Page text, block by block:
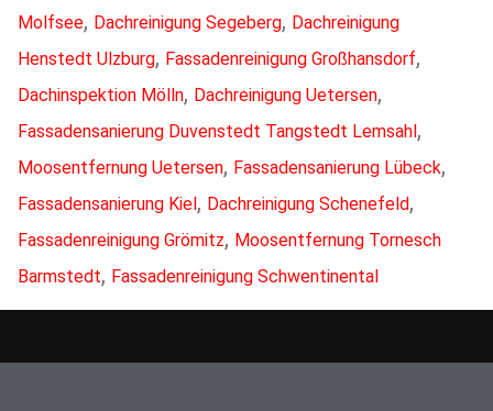
Molfsee, Dachreinigung Segeberg, Dachreinigung
Henstedt Ulzburg, Fassadenreinigung Großhansdorf,
Dachinspektion Mölln, Dachreinigung Uetersen,
Fassadensanierung Duvenstedt Tangstedt Lemsahl,
Moosentfernung Uetersen, Fassadensanierung Lübeck,
Fassadensanierung Kiel, Dachreinigung Schenefeld,
Fassadenreinigung Grömitz, Moosentfernung Tornesch
Barmstedt, Fassadenreinigung Schwentinental